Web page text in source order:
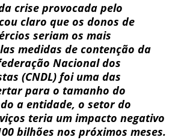
crise provocada pelo
claro que os donos de
seriam os mais
medidas de contenção da
Nacional dos
(CNDL) foi uma das
para o tamanho do
a entidade, o setor do
teria um impacto negativo
bilhões nos próximos meses.